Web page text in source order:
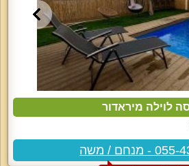
לוילה מיראדור
מנחם / משה